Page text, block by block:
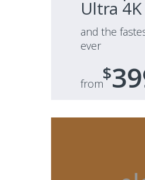
Ultra
and the
ever
from$